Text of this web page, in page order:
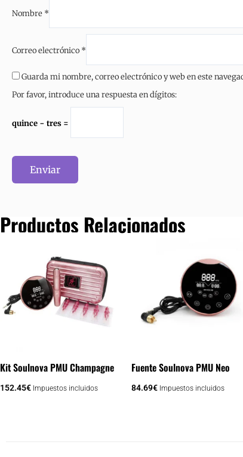
Nombre *
Correo electrónico *
Guarda mi nombre, correo electrónico y web en este
Por favor, introduce una respuesta en dígitos:
quince − tres =
Productos Relacionados
Kit Soulnova PMU Champagne
152.45€ Impuestos incluidos
Fuente Soulnova PMU Neo
84.69€ Impuestos incluidos